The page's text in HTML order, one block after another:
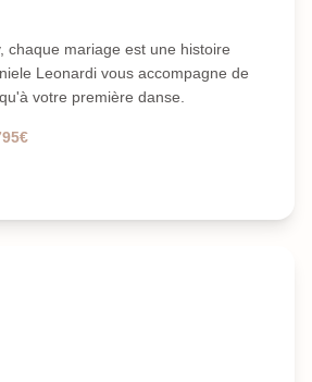
chaque mariage est une histoire
Leonardi vous accompagne de
votre première danse.